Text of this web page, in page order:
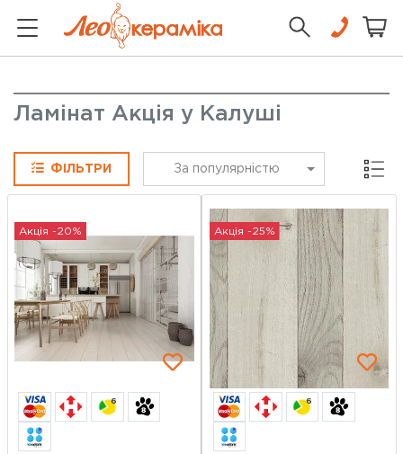
Ламінат Акція у Калуші
ФІЛЬТРИ За популярністю Сітка
Акція -20%
6
Акція -25%
6